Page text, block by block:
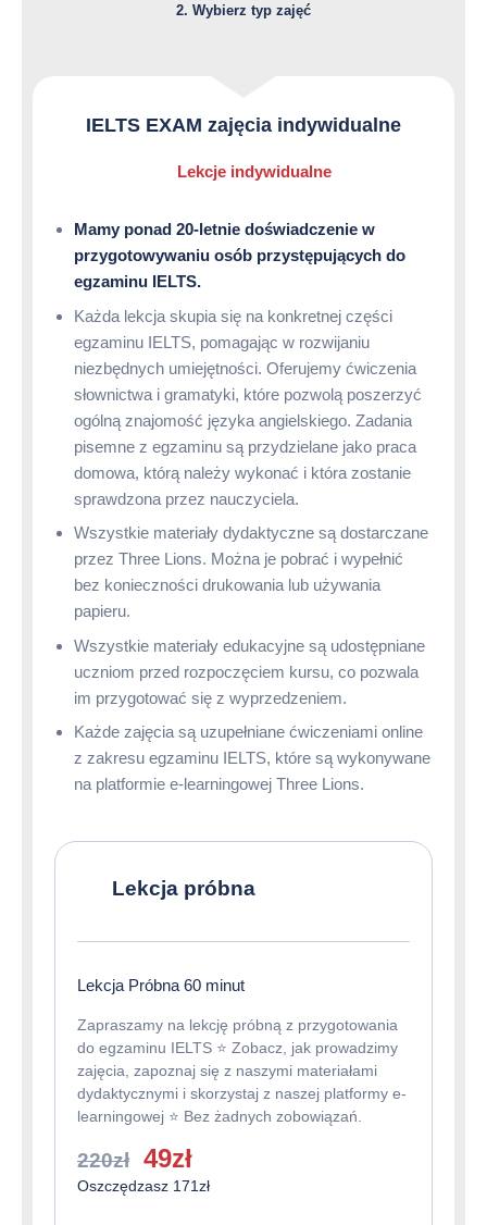
2. Wybierz typ zajęć
IELTS EXAM zajęcia indywidualne
Lekcje indywidualne
Mamy ponad 20-letnie doświadczenie w
przygotowywaniu osób przystępujących do
egzaminu IELTS.
Każda lekcja skupia się na konkretnej części
egzaminu IELTS, pomagając w rozwijaniu
niezbędnych umiejętności. Oferujemy ćwiczenia
słownictwa i gramatyki, które pozwolą poszerzyć
ogólną znajomość języka angielskiego. Zadania
pisemne z egzaminu są przydzielane jako praca
domowa, którą należy wykonać i która zostanie
sprawdzona przez nauczyciela.
Wszystkie materiały dydaktyczne są dostarczane
przez Three Lions. Można je pobrać i wypełnić
bez konieczności drukowania lub używania
papieru.
Wszystkie materiały edukacyjne są udostępniane
uczniom przed rozpoczęciem kursu, co pozwala
im przygotować się z wyprzedzeniem.
Każde zajęcia są uzupełniane ćwiczeniami online
z zakresu egzaminu IELTS, które są wykonywane
na platformie e-learningowej Three Lions.
Lekcja próbna
Lekcja Próbna 60 minut
Zapraszamy na lekcję próbną z przygotowania
do egzaminu IELTS ⭐️ Zobacz, jak prowadzimy
zajęcia, zapoznaj się z naszymi materiałami
dydaktycznymi i skorzystaj z naszej platformy e-
learningowej ⭐️ Bez żadnych zobowiązań.
220zł
Pierwotna
cena
49złAktualna
cena
Oszczędzasz 171zł